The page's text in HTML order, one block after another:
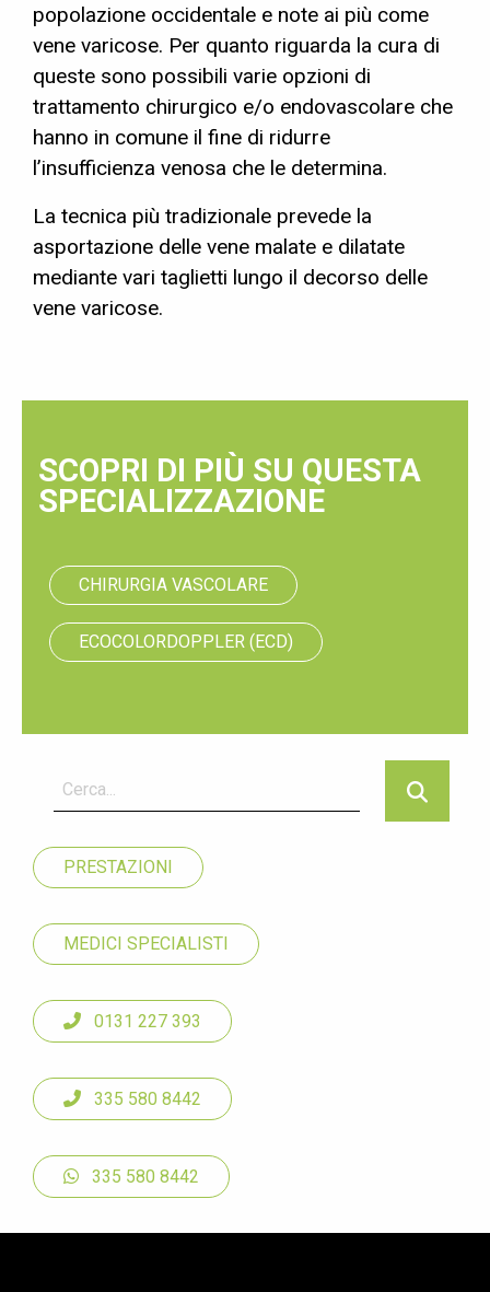
popolazione occidentale e note ai più come
vene varicose. Per quanto riguarda la cura di
queste sono possibili varie opzioni di
trattamento chirurgico e/o endovascolare che
hanno in comune il fine di ridurre
l’insufficienza venosa che le determina.
La tecnica più tradizionale prevede la
asportazione delle vene malate e dilatate
mediante vari taglietti lungo il decorso delle
vene varicose.
SCOPRI DI PIÙ SU QUESTA
SPECIALIZZAZIONE
CHIRURGIA VASCOLARE
ECOCOLORDOPPLER (ECD)
PRESTAZIONI
MEDICI SPECIALISTI
0131 227 393
335 580 8442
335 580 8442